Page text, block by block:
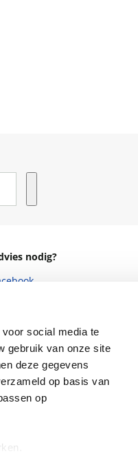
social media te
gebruik van onze site
deze gegevens
op basis van
op
nodig?
- 133 84 32